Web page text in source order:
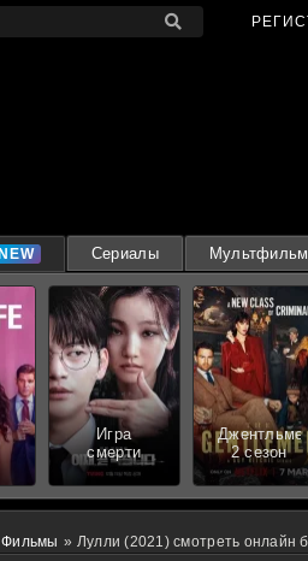
Сериалы
Игра
смерти
2 сезон
Фильмы » Лулли (2021) смотреть онлайн